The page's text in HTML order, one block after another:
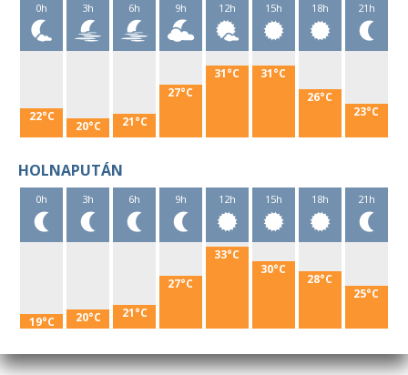
0h
22°C
3h
20°C
6h
21°C
9h
27°C
12h
31°C
15h
31°C
18h
26°C
21h
23°C
HOLNAPUTÁN
0h
19°C
3h
20°C
6h
21°C
9h
27°C
12h
33°C
15h
30°C
18h
28°C
21h
25°C